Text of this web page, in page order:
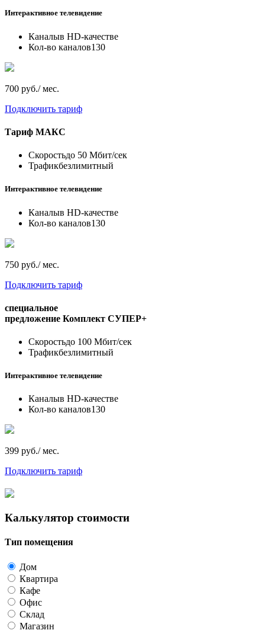
Интерактивное телевидение
Каналыв HD-качестве
Кол-во каналов130
700 руб./ мес.
Подключить тариф
Тариф МАКС
Скоростьдо 50 Мбит/сек
Трафикбезлимитный
Интерактивное телевидение
Каналыв HD-качестве
Кол-во каналов130
750 руб./ мес.
Подключить тариф
специальное
предложение Комплект СУПЕР+
Скоростьдо 100 Мбит/сек
Трафикбезлимитный
Интерактивное телевидение
Каналыв HD-качестве
Кол-во каналов130
399 руб./ мес.
Подключить тариф
Калькулятор стоимости
Тип помещения
Дом
Квартира
Кафе
Офис
Склад
Магазин